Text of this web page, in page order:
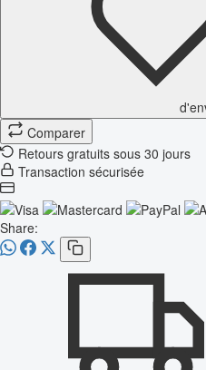
Comparer
Retours gratuits sous 30 jours
Transaction sécurisée
Share: